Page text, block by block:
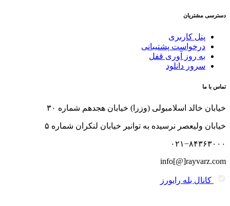
دسترسی مشتریان
پنل کاربری
درخواست پشتیبانی
به روز آوری قفل
سرور دانلود
تماس با ما
خیابان خالد اسلامبولی (وزرا) خیابان هجدهم شماره ۳۰
خیابان ولیعصر نرسیده به توانیر خیابان لنکران شماره ۵
۰۲۱−۸۴۳۶۳۰۰۰
info[@]rayvarz.com
کانال بله رایورز